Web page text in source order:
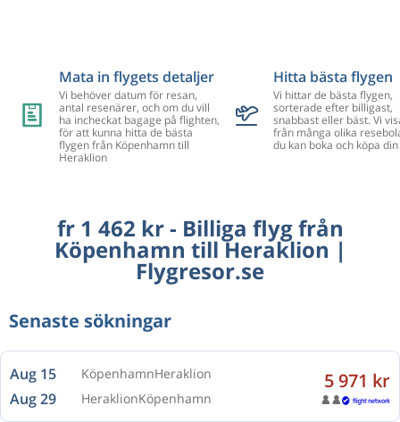
Mata in flygets detaljer
Vi behöver datum för resan,
antal resenärer, och om du vill
ha incheckat bagage på flighten,
för att kunna hitta de bästa
flygen från Köpenhamn till
Heraklion
Hitta bästa flygen
Vi hittar de bästa flygen,
sorterade efter billigast,
snabbast eller bäst. Vi
från många olika
du kan boka och köpa
fr 1 462 kr - Billiga flyg från
Köpenhamn till Heraklion |
Flygresor.se
Senaste sökningar
Aug 15 KöpenhamnHeraklion
Aug 29 HeraklionKöpenhamn
5 971 kr